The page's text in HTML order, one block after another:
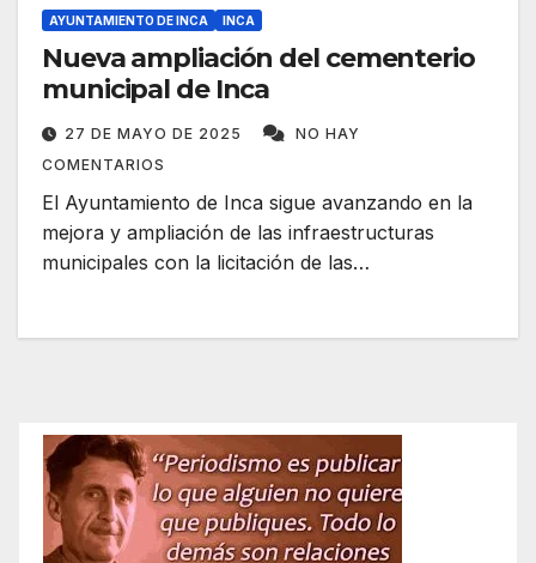
AYUNTAMIENTO DE INCA INCA
Nueva ampliación del cementerio
municipal de Inca
27 DE MAYO DE 2025
NO HAY
COMENTARIOS
El Ayuntamiento de Inca sigue avanzando en la
mejora y ampliación de las infraestructuras
municipales con la licitación de las…